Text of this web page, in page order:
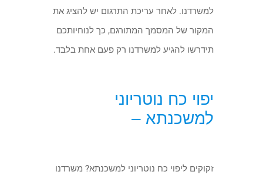
למשרדנו. לאחר עריכת התרגום יש להציג את
המקור של המסמך המתורגם, כך לנוחיותכם
תידרשו להגיע למשרדנו רק פעם אחת בלבד.
יפוי כח נוטריוני
למשכנתא –
זקוקים ליפוי כח נוטריוני למשכנתא? משרדנו